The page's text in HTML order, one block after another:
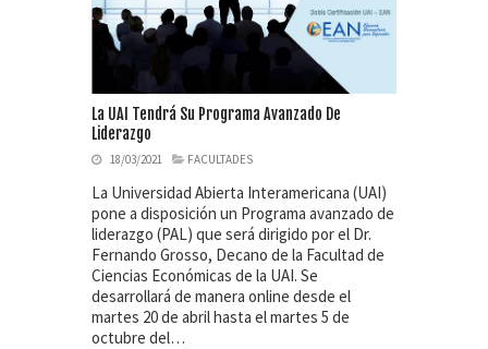
La UAI Tendrá Su Programa Avanzado De
Liderazgo
18/03/2021 FACULTADES
La Universidad Abierta Interamericana (UAI)
pone a disposición un Programa avanzado de
liderazgo (PAL) que será dirigido por el Dr.
Fernando Grosso, Decano de la Facultad de
Ciencias Económicas de la UAI. Se
desarrollará de manera online desde el
martes 20 de abril hasta el martes 5 de
octubre del…